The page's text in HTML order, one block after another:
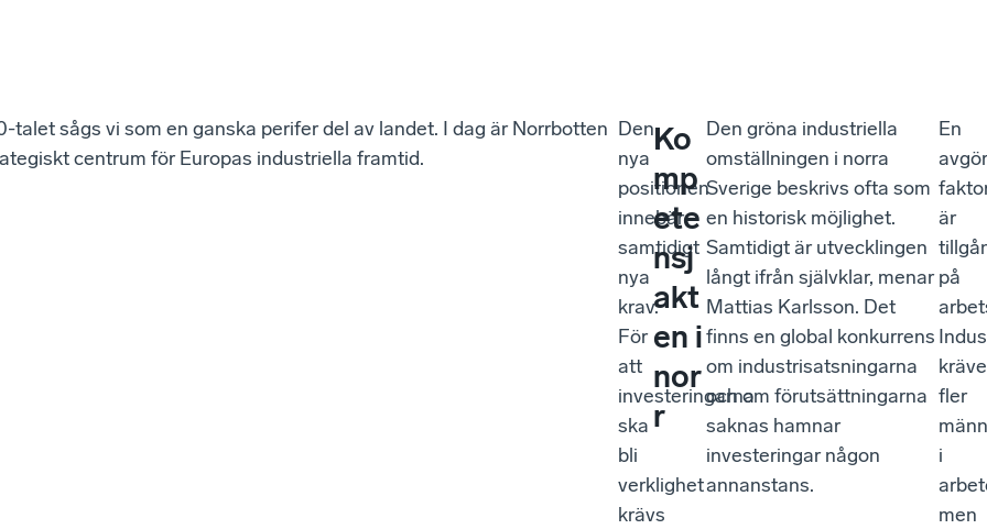
talet sågs vi som en ganska perifer del av landet. I dag är Norrbotten
centrum för Europas industriella framtid.
Den
nya
positionen
innebär
samtidigt
nya
krav.
För
att
investeringarna
ska
bli
verklighet
krävs
Ko
mp
ete
nsj
akt
en i
nor
r
Den gröna industriella
omställningen i norra
Sverige beskrivs ofta som
en historisk möjlighet.
Samtidigt är utvecklingen
långt ifrån självklar, menar
Mattias Karlsson. Det
finns en global konkurrens
om industrisatsningarna
och om förutsättningarna
saknas hamnar
investeringar någon
annanstans.
En
är
på
fler
i
men